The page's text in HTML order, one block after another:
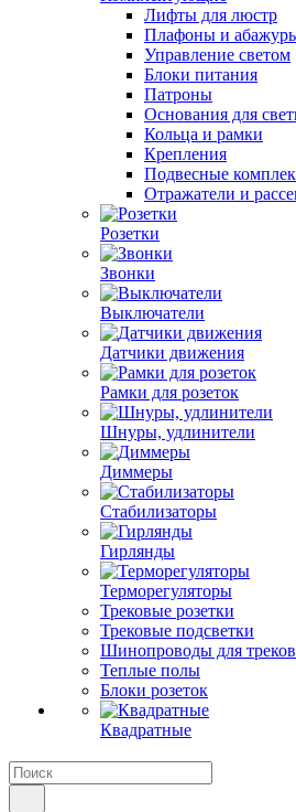
Лифты для люстр
Плафоны и
Управление светом
Блоки питания
Патроны
Основания для
Кольца и рамки
Крепления
Подвесные
Отражатели и
Розетки
Звонки
Выключатели
Датчики движения
Рамки для розеток
Шнуры, удлинители
Диммеры
Стабилизаторы
Гирлянды
Терморегуляторы
Трековые розетки
Трековые подсветки
Шинопроводы для
Теплые полы
Блоки розеток
Квадратные